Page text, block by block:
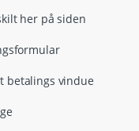
her på siden
betalings vindue